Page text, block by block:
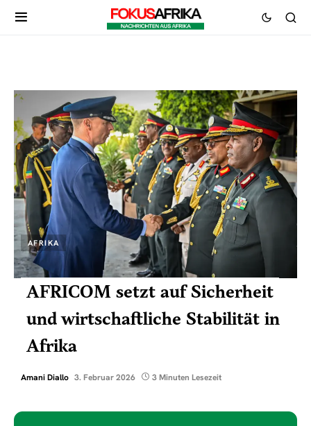
AFRIKA
AFRICOM setzt auf Sicherheit
und wirtschaftliche Stabilität in
Afrika
Amani Diallo 3. Februar 2026 3 Minuten Lesezeit